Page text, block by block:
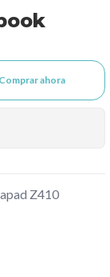
Comprar ahora
Z410